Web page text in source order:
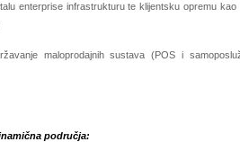
enterprise infrastrukturu te klijentsku opremu kao
maloprodajnih sustava (POS i
područja: